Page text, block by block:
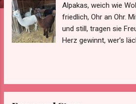
Alpakas, weich wie
friedlich, Ohr an Ohr.
und still, tragen sie
Herz gewinnt, wer’s